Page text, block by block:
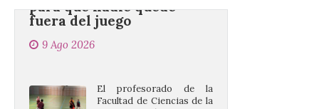
9 Ago 2026
Deporte de la ULE diseña
una propuesta que